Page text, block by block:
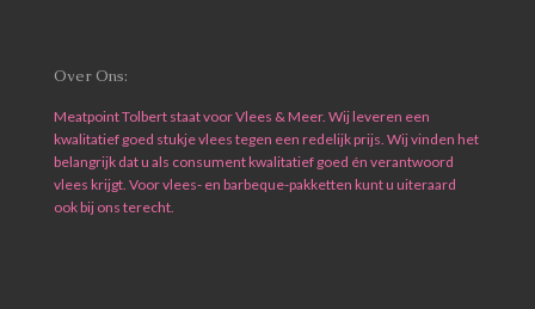
Over Ons:
Meatpoint Tolbert staat voor Vlees & Meer. Wij leveren een
kwalitatief goed stukje vlees tegen een redelijk prijs. Wij vinden het
belangrijk dat u als consument kwalitatief goed én verantwoord
vlees krijgt. Voor vlees- en barbeque-pakketten kunt u uiteraard
ook bij ons terecht.